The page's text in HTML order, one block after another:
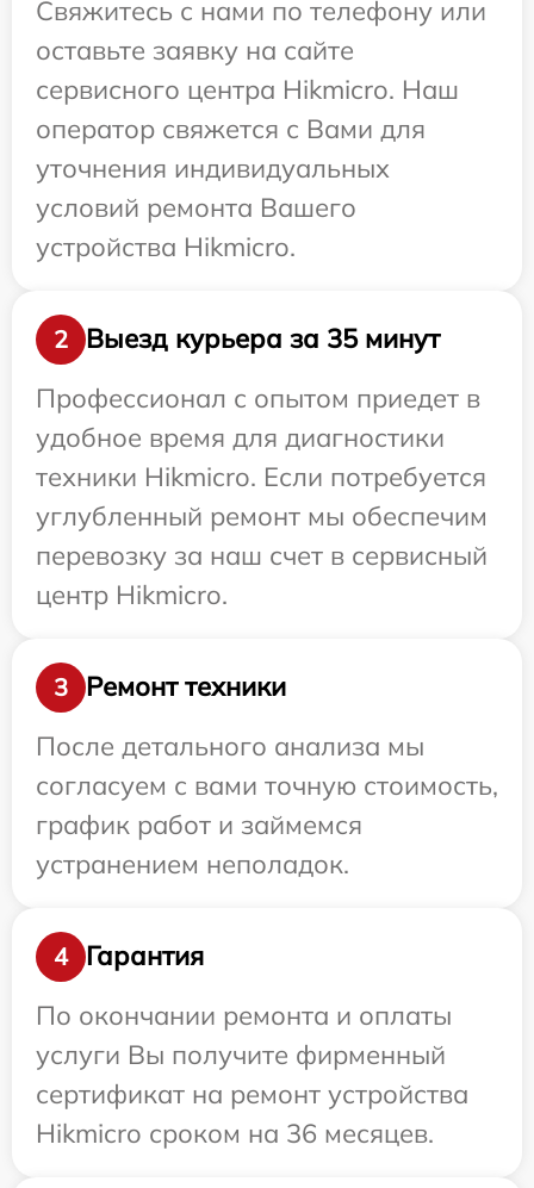
Свяжитесь с нами по телефону или
оставьте заявку на сайте
сервисного центра Hikmicro. Наш
оператор свяжется с Вами для
уточнения индивидуальных
условий ремонта Вашего
устройства Hikmicro.
2
Выезд курьера за 35 минут
Профессионал с опытом приедет в
удобное время для диагностики
техники Hikmicro. Если потребуется
углубленный ремонт мы обеспечим
перевозку за наш счет в сервисный
центр Hikmicro.
3
Ремонт техники
После детального анализа мы
согласуем с вами точную стоимость,
график работ и займемся
устранением неполадок.
4
Гарантия
По окончании ремонта и оплаты
услуги Вы получите фирменный
сертификат на ремонт устройства
Hikmicro сроком на 36 месяцев.